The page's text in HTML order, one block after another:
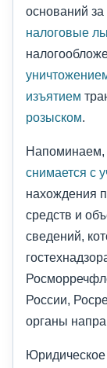
оснований
налоговые
изъятием
розыском.
Напоминаем,
снимается с
нахождения
средств и
сведений,
России,
органы
Юридическое